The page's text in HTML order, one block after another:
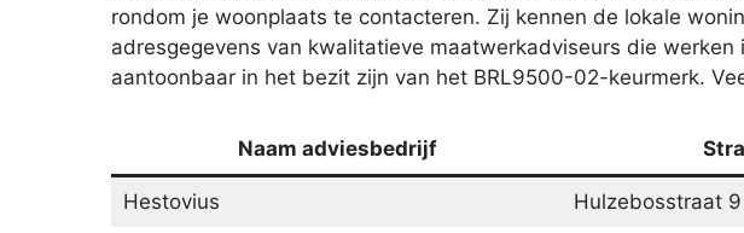
rondom je woonplaats te contacteren. Zij kennen de lokale
adresgegevens van kwalitatieve maatwerkadviseurs die werken
aantoonbaar in het bezit zijn van het BRL9500-02-keurmerk.
Naam adviesbedrijf
Hestovius Hulzebosstraat 9